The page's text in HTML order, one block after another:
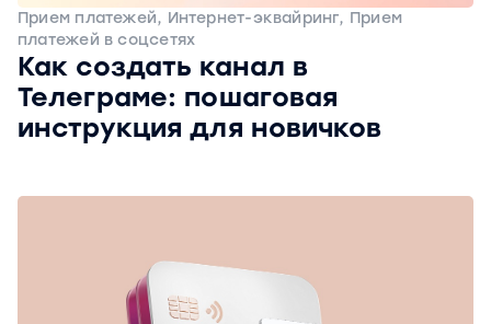
Прием платежей, Интернет-эквайринг, Прием
платежей в соцсетях
Как создать канал в
Телеграме: пошаговая
инструкция для новичков